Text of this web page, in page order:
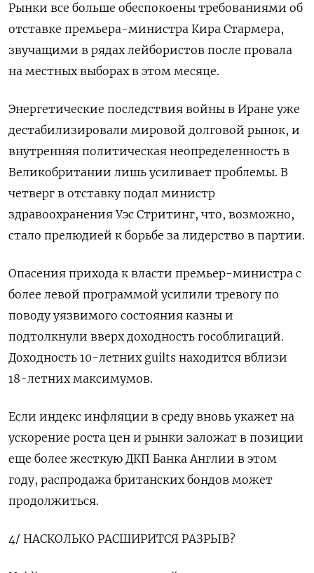
Рынки все больше обеспокоены требованиями об
отставке премьера-министра Кира Стармера,
звучащими в рядах лейбористов после провала
на местных выборах в этом месяце.
Энергетические последствия войны в Иране уже
дестабилизировали мировой долговой рынок, и ​
внутренняя политическая неопределенность в
Великобритании лишь усиливает проблемы. В
четверг ​в отставку подал министр
здравоохранения Уэс Стритинг, что, ‌возможно,
стало прелюдией к борьбе за лидерство в партии.
Опасения прихода к власти премьер-министра с
более левой программой усилили тревогу по
поводу уязвимого состояния казны и
подтолкнули вверх доходность гособлигаций. ​
Доходность 10-летних guilts находится вблизи
18-летних максимумов.
Если индекс инфляции в среду вновь укажет на
ускорение роста цен и рынки заложат в позиции
еще более жесткую ДКП Банка Англии в этом
году, распродажа британских бондов может
продолжиться.
4/ НАСКОЛЬКО РАСШИРИТСЯ РАЗРЫВ?